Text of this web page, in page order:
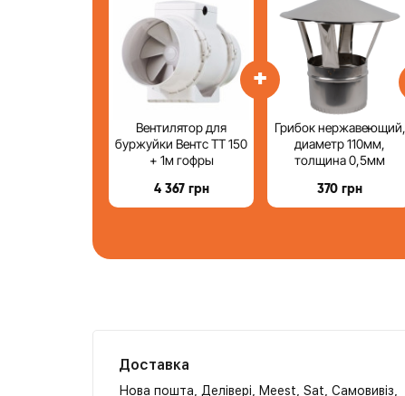
Вентилятор для
буржуйки Вентс ТТ 150
+ 1м гофры
4 367грн
Грибок нержавеющий,
диаметр 110мм,
толщина 0,5мм
370 грн
+
Доставка
Нова пошта, Делівері, Meest, Sat, Самовивіз,